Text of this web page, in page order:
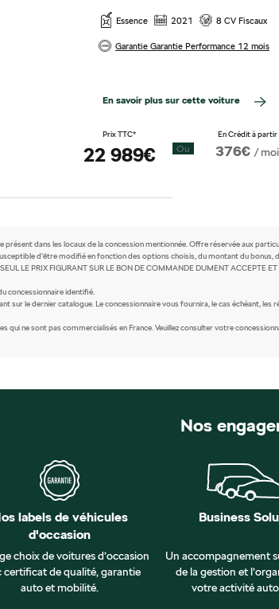
Essence 2021 8 CV Fiscaux
Garantie Garantie Performance 12 mois
En savoir plus sur cette voiture
Prix TTC*
22 989€ Ou
En Crédit à partir
376€ /
dans les locaux de la concession mentionnée. Offre réservée aux
d’être modifié en fonction des options choisis, du montant du bonus,
LE PRIX FIGURANT SUR LE BON DE COMMANDE DUMENT ACCEPTE ET
concessionnaire identifié.
sur le dernier catalogue. Le concessionnaire vous fournira, le cas échéant, les
qui ne sont pas commercialisés en France. Veuillez consulter votre
Nos
labels de véhicules
d'occasion
choix de voitures d’occasion
certificat de qualité, garantie
auto et mobilité.
Business
Un accompagnement
de la gestion et
votre activité